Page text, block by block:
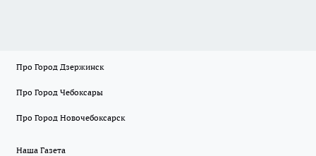
Про Город Дзержинск
Про Город Чебоксары
Про Город Новочебоксарск
Наша Газета